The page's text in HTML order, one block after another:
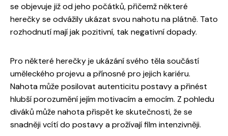
se objevuje již od jeho počátků, přičemž některé
herečky se odvážily ukázat svou nahotu na plátně. Tato
rozhodnutí mají jak pozitivní, tak negativní dopady.
Pro některé herečky je ukázání svého těla součástí
uměleckého projevu a přínosné pro jejich kariéru.
Nahota může posilovat autenticitu postavy a přinést
hlubší porozumění jejím motivacím a emocím. Z pohledu
diváků může nahota přispět ke skutečnosti, že se
snadněji vcítí do postavy a prožívají film intenzivněji.